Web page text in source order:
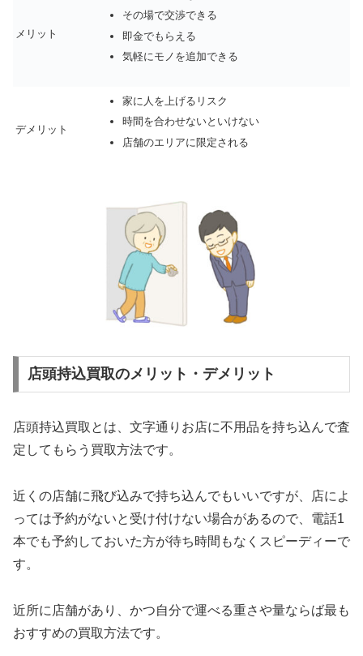
メリット
その場で交渉できる
即金でもらえる
気軽にモノを追加できる
デメリット
家に人を上げるリスク
時間を合わせないといけない
店舗のエリアに限定される
店頭持込買取のメリット・デメリット
店頭持込買取とは、文字通りお店に不用品を持ち込んで査
定してもらう買取方法です。
近くの店舗に飛び込みで持ち込んでもいいですが、店によ
っては予約がないと受け付けない場合があるので、電話1
本でも予約しておいた方が待ち時間もなくスピーディーで
す。
近所に店舗があり、かつ自分で運べる重さや量ならば最も
おすすめの買取方法です。